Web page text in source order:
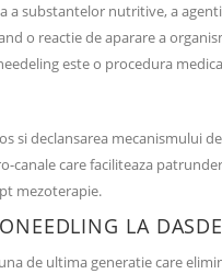
a substantelor nutritive, a
o reactie de aparare a
este o procedura
si declansarea mecanismului
canale care faciliteaza
mezoterapie.
LA
de ultima generatie care